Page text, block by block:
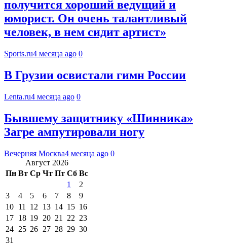
получится хороший ведущий и
юморист. Он очень талантливый
человек, в нем сидит артист»
Sports.ru4 месяца ago 0
В Грузии освистали гимн России
Lenta.ru4 месяца ago 0
Бывшему защитнику «Шинника»
Загре ампутировали ногу
Вечерняя Москва4 месяца ago 0
Август 2026
Пн Вт Ср Чт Пт Сб Вс
1
2
3
4 5 6 7 8
9
10 11 12 13 14 15 16
17 18 19 20 21 22 23
24 25 26 27 28 29 30
31